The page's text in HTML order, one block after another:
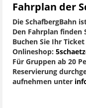
Fahrplan der
Die SchafbergBahn
Den Fahrplan finden
Buchen Sie Ihr
Onlineshop:
Für Gruppen ab 20
Reservierung
aufnehmen unter